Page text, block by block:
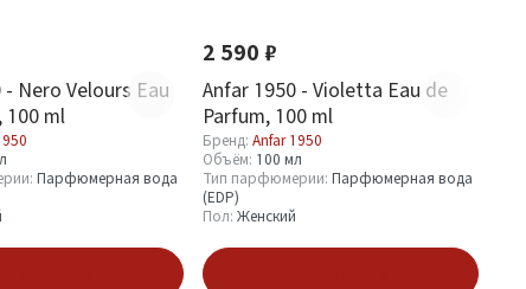
- Nero Velours Eau
100 ml
Парфюмерная вода
2 590 ₽
Anfar 1950 - Violetta Eau de
Parfum, 100 ml
Бренд: Anfar 1950
Объём: 100 мл
Тип парфюмерии: Парфюмерная вода
(EDP)
Пол: Женский